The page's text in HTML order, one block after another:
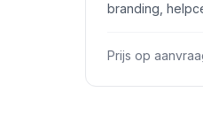
branding,
Prijs op